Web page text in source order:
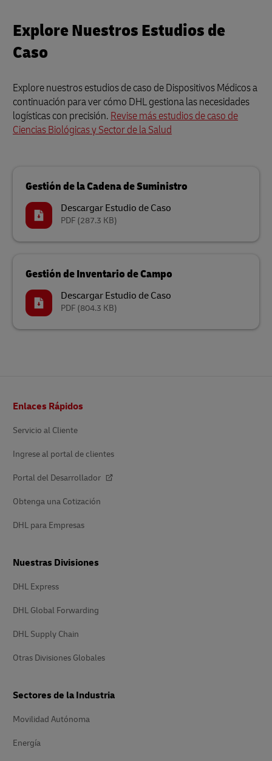
Explore Nuestros Estudios de
Caso
Explore nuestros estudios de caso de Dispositivos Médicos a
continuación para ver cómo DHL gestiona las necesidades
logísticas con precisión. Revise más estudios de caso de
Ciencias Biológicas y Sector de la Salud
Gestión de la Cadena de Suministro
Descargar Estudio de Caso
PDF (287.3 KB)
Gestión de Inventario de Campo
Descargar Estudio de Caso
PDF (804.3 KB)
de
Enlaces Rápidos
Servicio al Cliente
Ingrese al portal de clientes
Portal del Desarrollador
Obtenga una Cotización
DHL para Empresas
Nuestras Divisiones
DHL Express
DHL Global Forwarding
DHL Supply Chain
Otras Divisiones Globales
Sectores de la Industria
Movilidad Autónoma
Energía